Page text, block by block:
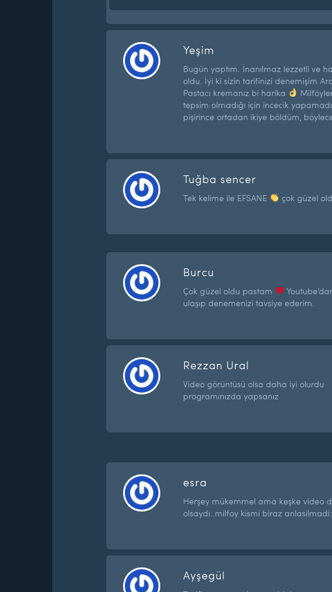
Yeşim
Bugün yaptım. İnanılmaz lezzetli ve
oldu. İyi ki sizin tarifinizi denemişim
Pastacı kremanız bi harika
tepsim olmadığı için incecik
pişirince ortadan ikiye böldüm,
Tuğba sencer
Tek kelime ile EFSANE çok güzel
Burcu
Çok güzel oldu pastam
ulaşıp denemenizi tavsiye ederim.
Rezzan Ural
Video görüntüsü olsa daha iyi olurdu
programınızda yapsanız
esra
Herşey mükemmel ama keşke video
olsaydı..milfoy kismi biraz
Ayşegül